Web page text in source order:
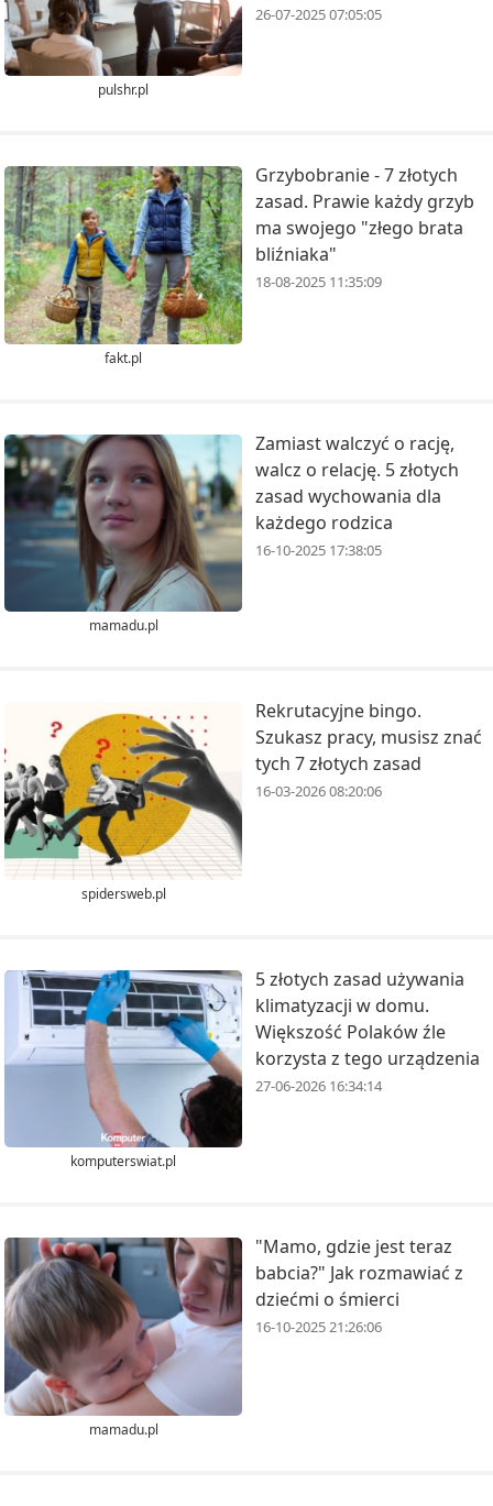
pulshr.pl
26-07-2025 07:05:05
fakt.pl
Grzybobranie - 7 złotych
zasad. Prawie każdy grzyb
ma swojego "złego brata
bliźniaka"
18-08-2025 11:35:09
mamadu.pl
Zamiast walczyć o rację,
walcz o relację. 5 złotych
zasad wychowania dla
każdego rodzica
16-10-2025 17:38:05
spidersweb.pl
Rekrutacyjne bingo.
Szukasz pracy, musisz znać
tych 7 złotych zasad
16-03-2026 08:20:06
komputerswiat.pl
5 złotych zasad używania
klimatyzacji w domu.
Większość Polaków źle
korzysta z tego urządzenia
27-06-2026 16:34:14
mamadu.pl
"Mamo, gdzie jest teraz
babcia?" Jak rozmawiać z
dziećmi o śmierci
16-10-2025 21:26:06